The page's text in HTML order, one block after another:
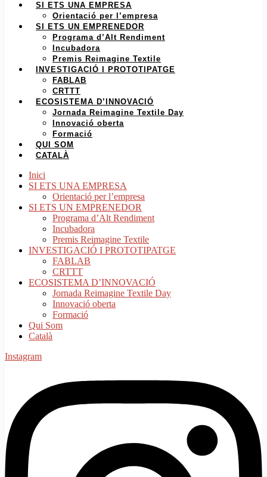
SI ETS UNA EMPRESA
Orientació per l’empresa
SI ETS UN EMPRENEDOR
Programa d’Alt Rendiment
Incubadora
Premis Reimagine Textile
INVESTIGACIÓ I PROTOTIPATGE
FABLAB
CRTTT
ECOSISTEMA D’INNOVACIÓ
Jornada Reimagine Textile Day
Innovació oberta
Formació
QUI SOM
CATALÀ
Inici
SI ETS UNA EMPRESA
Orientació per l’empresa
SI ETS UN EMPRENEDOR
Programa d’Alt Rendiment
Incubadora
Premis Reimagine Textile
INVESTIGACIÓ I PROTOTIPATGE
FABLAB
CRTTT
ECOSISTEMA D’INNOVACIÓ
Jornada Reimagine Textile Day
Innovació oberta
Formació
Qui Som
Català
Instagram